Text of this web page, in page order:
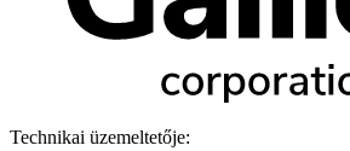
Technikai üzemeltetője: